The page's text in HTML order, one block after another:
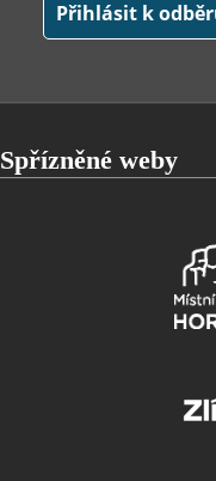
Spřízněné weby